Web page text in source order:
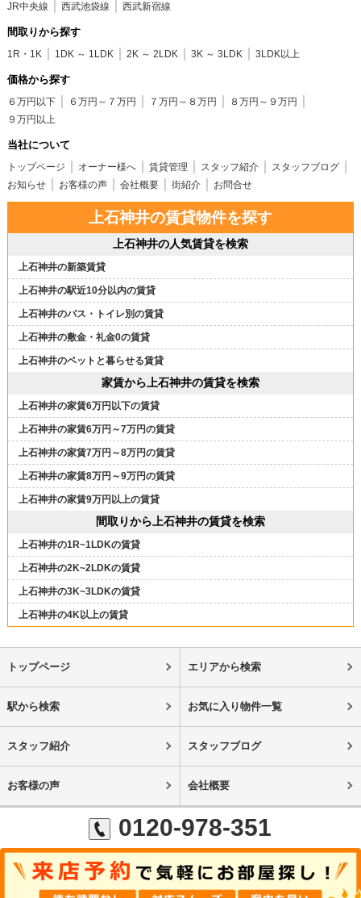
JR中央線 西武池袋線 西武新宿線
間取りから探す
1R・1K 1DK ～ 1LDK 2K ～ 2LDK 3K ～ 3LDK 3LDK以上
価格から探す
６万円以下 ６万円～７万円 ７万円～８万円
８万円～９万円
９万円以上
当社について
トップページ オーナー様へ 賃貸管理 スタッフ紹介
スタッフブログ
お知らせ
お客様の声 会社概要 街紹介 お問合せ
上石神井の賃貸物件を探す
上石神井の人気賃貸を検索
上石神井の新築賃貸
上石神井の駅近10分以内の賃貸
上石神井のバス・トイレ別の賃貸
上石神井の敷金・礼金0の賃貸
上石神井のペットと暮らせる賃貸
家賃から上石神井の賃貸を検索
上石神井の家賃6万円以下の賃貸
上石神井の家賃6万円～7万円の賃貸
上石神井の家賃7万円～8万円の賃貸
上石神井の家賃8万円～9万円の賃貸
上石神井の家賃9万円以上の賃貸
間取りから上石神井の賃貸を検索
上石神井の1R~1LDKの賃貸
上石神井の2K~2LDKの賃貸
上石神井の3K~3LDKの賃貸
上石神井の4K以上の賃貸
トップページ エリアから検索
駅から検索 お気に入り物件一覧
スタッフ紹介 スタッフブログ
お客様の声 会社概要
0120-978-351